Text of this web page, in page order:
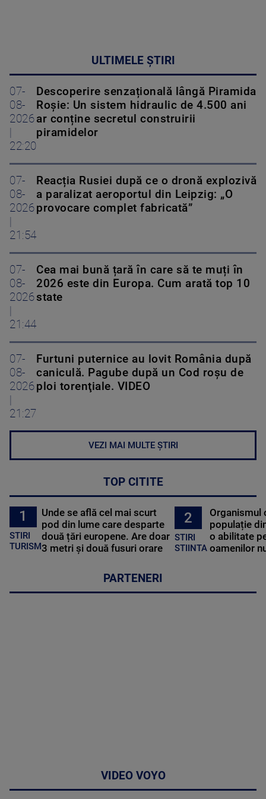
ULTIMELE ȘTIRI
07-
08-
2026
22:20
Descoperire senzațională lângă Piramida
Roșie: Un sistem hidraulic de 4.500 ani
ar conține secretul construirii
piramidelor
07-
08-
2026
21:54
Reacția Rusiei după ce o dronă explozivă
a paralizat aeroportul din Leipzig: „O
provocare complet fabricată”
07-
08-
2026
21:44
Cea mai bună țară în care să te muți în
2026 este din Europa. Cum arată top 10
state
07-
08-
2026
21:27
Furtuni puternice au lovit România după
caniculă. Pagube după un Cod roşu de
ploi torenţiale. VIDEO
VEZI MAI MULTE ȘTIRI
TOP CITITE
1
STIRI
TURISM
Unde se află cel mai scurt
pod din lume care desparte
două țări europene. Are doar
3 metri și două fusuri orare
2
STIRI
STIINTA
Organismul
populație
o abilitate
oamenilor
PARTENERI
VIDEO VOYO